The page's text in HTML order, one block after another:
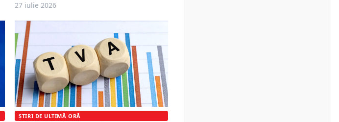
27 iulie 2026
ȘTIRI DE ULTIMĂ ORĂ